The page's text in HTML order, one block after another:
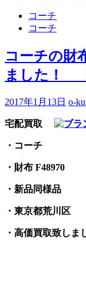
コーチ
コーチ
コーチの財
ました！
2017年1月13日 o-
宅配買取
・コーチ
・財布 F48970
・新品同様品
・東京都荒川区
・高価買取致しま